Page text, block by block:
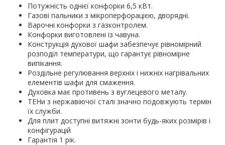
Потужність однієї конфорки 6,5 кВт.
Газові пальники з мікроперфорацією, дворядні.
Варочні конфорки з газконтролем.
Конфорки виготовлені із чавуна.
Конструкція духової шафи забезпечує рівномірний
розподіл температури, що гарантує рівномірне
випікання.
Роздільне регулювання верхніх і нижніх нагрівальних
елементів шафи для смаження.
Духовка має противень з вуглецевого металу.
ТЕНи з нержавіючої сталі значно подовжують термін
їх служби.
Для плит доступні витяжні зонти будь-яких розмірів і
конфігурацій
Гарантія 1 рік.